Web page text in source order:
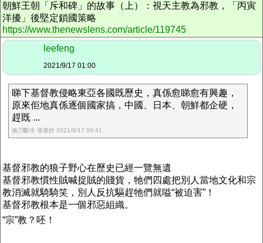
朝鮮王朝「斥和碑」的故事（上）：視天主教為邪教，「丙寅
洋擾」後堅定鎖國策略
https://www.thenewslens.com/article/119745
leefeng
2021/9/17 01:00
睇下基督教侵略東亞各國既歷史，真係愈睇愈有興趣，
原來佢地真係逐個國家搞，中國、日本、朝鮮都企硬，
趕既 ...
抽刀斷水 發表於 2021/9/17 00:41
基督邪教的狼子野心在歷史已經一覽無遺
基督邪教慣性賊喊捉賊的賤貨，牠們四處把別人當地文化和宗
教消滅就騎騎笑，別人反抗驅趕牠們就嗌“被迫害”！
基督邪教根本是一個邪惡組織。
“宗”教？呸！